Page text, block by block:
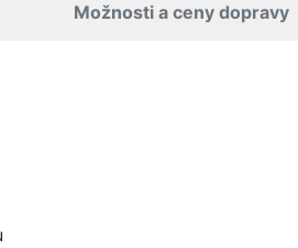
Možnosti a ceny dopravy